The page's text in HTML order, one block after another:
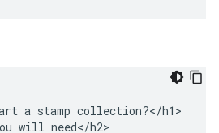
a stamp collection?</h1>
will need</h2>